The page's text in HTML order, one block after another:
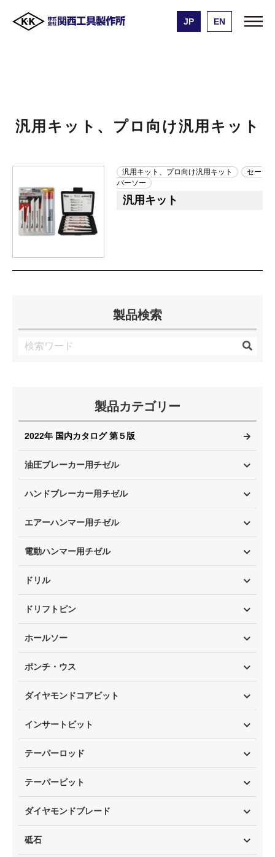
JP EN
製品検索
製品カテゴリー
2022年 国内カタログ 第５版
油圧ブレーカー用チゼル
ハンドブレーカー用チゼル
エアーハンマー用チゼル
電動ハンマー用チゼル
ドリル
ドリフトピン
ホールソー
ポンチ・ウス
ダイヤモンドコアビット
インサートビット
テーパーロッド
テーパービット
ダイヤモンドブレード
砥石
汎用キット、プロ向け汎用キット
汎用キット、プロ向け汎用キット
セー
バーソー
汎用キット